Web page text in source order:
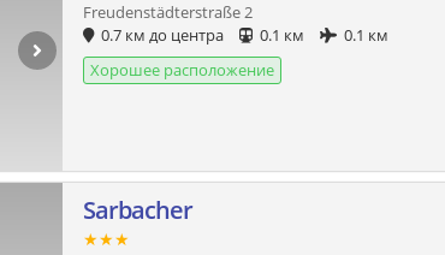
Freudenstädterstraße 2
0.7 км до центра
0.1 км
0.1 км
Хорошее расположение
Sarbacher
★★★